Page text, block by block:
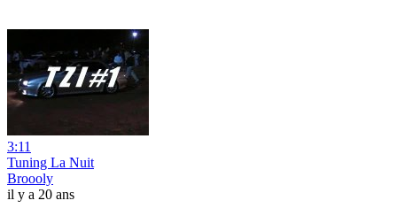
3:11
Tuning La Nuit
Broooly
il y a 20 ans